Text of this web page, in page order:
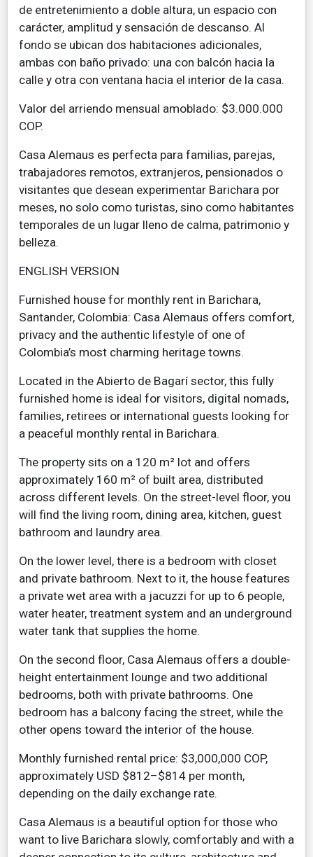
de entretenimiento a doble altura, un espacio con
carácter, amplitud y sensación de descanso. Al
fondo se ubican dos habitaciones adicionales,
ambas con baño privado: una con balcón hacia la
calle y otra con ventana hacia el interior de la casa.
Valor del arriendo mensual amoblado: $3.000.000
COP.
Casa Alemaus es perfecta para familias, parejas,
trabajadores remotos, extranjeros, pensionados o
visitantes que desean experimentar Barichara por
meses, no solo como turistas, sino como habitantes
temporales de un lugar lleno de calma, patrimonio y
belleza.
ENGLISH VERSION
Furnished house for monthly rent in Barichara,
Santander, Colombia: Casa Alemaus offers comfort,
privacy and the authentic lifestyle of one of
Colombia’s most charming heritage towns.
Located in the Abierto de Bagarí sector, this fully
furnished home is ideal for visitors, digital nomads,
families, retirees or international guests looking for
a peaceful monthly rental in Barichara.
The property sits on a 120 m² lot and offers
approximately 160 m² of built area, distributed
across different levels. On the street-level floor, you
will find the living room, dining area, kitchen, guest
bathroom and laundry area.
On the lower level, there is a bedroom with closet
and private bathroom. Next to it, the house features
a private wet area with a jacuzzi for up to 6 people,
water heater, treatment system and an underground
water tank that supplies the home.
On the second floor, Casa Alemaus offers a double-
height entertainment lounge and two additional
bedrooms, both with private bathrooms. One
bedroom has a balcony facing the street, while the
other opens toward the interior of the house.
Monthly furnished rental price: $3,000,000 COP,
approximately USD $812–$814 per month,
depending on the daily exchange rate.
Casa Alemaus is a beautiful option for those who
want to live Barichara slowly, comfortably and with a